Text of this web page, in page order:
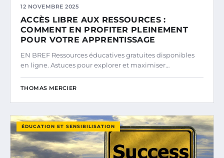
12 NOVEMBRE 2025
ACCÈS LIBRE AUX RESSOURCES :
COMMENT EN PROFITER PLEINEMENT
POUR VOTRE APPRENTISSAGE
EN BREF Ressources éducatives gratuites disponibles
en ligne. Astuces pour explorer et maximiser…
THOMAS MERCIER
ÉDUCATION ET SENSIBILISATION